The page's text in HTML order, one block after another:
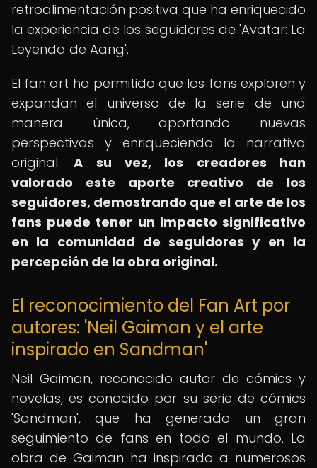
retroalimentación positiva que ha enriquecido
la experiencia de los seguidores de 'Avatar: La
Leyenda de Aang'.
El fan art ha permitido que los fans exploren y
expandan el universo de la serie de una
manera única, aportando nuevas
perspectivas y enriqueciendo la narrativa
original.A su vez, los creadores han
valorado este aporte creativo de los
seguidores, demostrando que el arte de los
fans puede tener un impacto significativo
en la comunidad de seguidores y en la
percepción de la obra original.
El reconocimiento del Fan Art por
autores: 'Neil Gaiman y el arte
inspirado en Sandman'
Neil Gaiman, reconocido autor de cómics y
novelas, es conocido por su serie de cómics
'Sandman', que ha generado un gran
seguimiento de fans en todo el mundo. La
obra de Gaiman ha inspirado a numerosos